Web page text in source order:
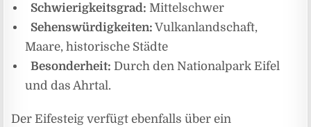
Schwierigkeitsgrad: Mittelschwer
Sehenswürdigkeiten: Vulkanlandschaft,
Maare, historische Städte
Besonderheit: Durch den Nationalpark Eifel
und das Ahrtal.
Der Eifesteig verfügt ebenfalls über ein